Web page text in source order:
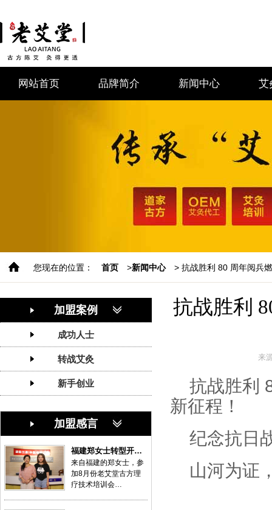
网站首页 品牌简介 新闻中心 艾
您现在的位置： 首页 >新闻中心 > 抗战胜利 80 周年阅兵
加盟案例
成功人士
转战艾灸
新手创业
加盟感言
福建郑女士转型开…
来自福建的郑女士，参
加8月份老艾堂古方理
疗技术培训会…
抗战胜利
来
抗战胜利
新征程！
纪念抗日
山河为证